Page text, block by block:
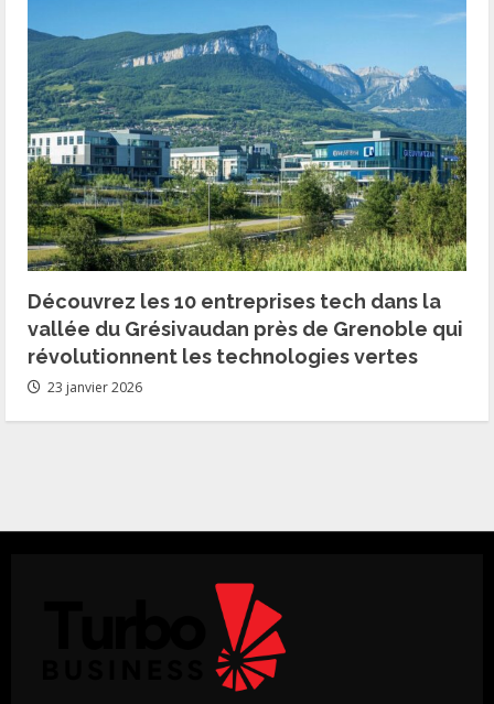
Découvrez les 10 entreprises tech dans la
vallée du Grésivaudan près de Grenoble qui
révolutionnent les technologies vertes
23 janvier 2026